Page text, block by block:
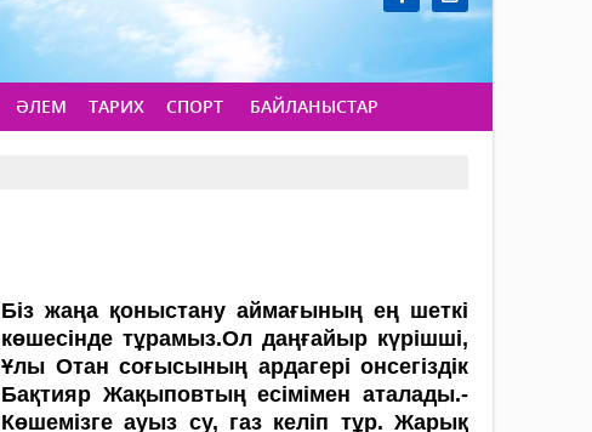
ӘЛЕМ ТАРИХ СПОРТ БАЙЛАНЫСТАР
Біз жаңа қоныстану аймағының ең шеткі
көшесінде тұрамыз.Ол даңғайыр күрішші,
Ұлы Отан соғысының ардагері онсе­гіздік
Бақтияр Жақыповтың есі­мімен аталады.­
Кө­­шемізге ауыз су, газ келіп тұр. Жа­рық